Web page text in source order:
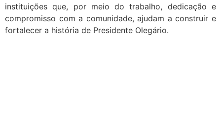
instituições que, por meio do trabalho, dedicação e
compromisso com a comunidade, ajudam a construir e
fortalecer a história de Presidente Olegário.